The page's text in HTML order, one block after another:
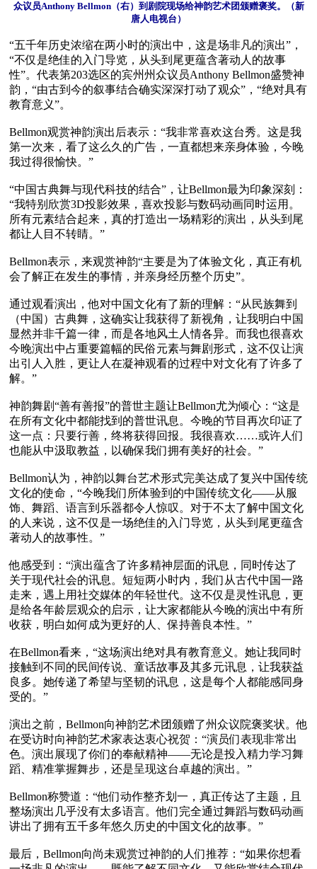
众议员Anthony Bellmon（右）到剧院现场给神韵艺术团颁赠褒奖。（新
唐人电视台）
“五千年历史浓缩在两小时的演出中，这是场非凡的演出”，
“不仅是绝佳的入门导览，从头到尾更蕴含著动人的故事
性”。代表第203选区的宾州州众议员Anthony Bellmon盛赞神
韵，“由古到今的叙事结合确实深深打动了观众”，“绝对具有
教育意义”。
Bellmon观赏神韵演出后表示：“我非常喜欢这台秀。这是我
第一次来，看了这么久的广告，一直都想来亲身体验，今晚
我过得很愉快。”
“中国古典舞与现代科技的结合”，让Bellmon最为印象深刻：
“我特别欣赏3D投影效果，喜欢投影与数码动画同时运用。
所有元素结合起来，真的打造出一场精彩的演出，从头到尾
都让人目不转睛。”
Bellmon表示，来观赏神韵“主要是为了体验文化，真正有机
会了解正在发生的事情，并亲身经历整个历史”。
通过观看演出，他对中国文化有了新的理解：“从民族舞到
（中国）古典舞，这确实让我获得了新视角，让我明白中国
显然并非千篇一律，而是各地风土人情各异。而我也很喜欢
今晚演出中占重要篇幅的民俗元素与舞剧形式，这不仅让演
出引人入胜，更让人在凝神观看的过程中对文化有了许多了
解。”
神韵舞剧“善有善报”的普世主题让Bellmon尤为倾心：“这是
在所有文化中都能找到的普世讯息。今晚的节目再次印证了
这一点：只要行善，终将获得回报。我很喜欢……或许人们
也能从中汲取教益，以确保我们拥有美好的社会。”
Bellmon认为，神韵以舞台艺术形式完美达成了复兴中国传统
文化的使命，“今晚我们所体验到的中国传统文化——从服
饰、舞蹈、语言到乐器都令人惊叹。对于不太了解中国文化
的人来说，这不仅是一场绝佳的入门导览，从头到尾更蕴含
著动人的故事性。”
他感受到：“演出蕴含了许多精神层面的讯息，同时传达了
关于现代社会的讯息。短短两小时内，我们从古代中国一路
走来，遇上用社交媒体的年轻世代。这不仅是灵性讯息，更
是给各年龄层观众的启示，让大家都能从今晚的演出中有所
收获，明白如何成为更好的人、保持善良本性。”
在Bellmon看来，“这场演出绝对具有教育意义。她让我同时
接触到不同的民间传说、童话故事及其多元讯息，让我获益
良多。她传递了希望与坚韧的讯息，这是每个人都能感同身
受的。”
演出之前，Bellmon向神韵艺术团颁赠了州众议院褒奖状。他
在受访时向神韵艺术家表达衷心祝贺：“演员们表现非常出
色。演出展现了你们的奉献精神——无论是投入精力学习舞
蹈、精准掌握舞步，还是呈现这台卓越的演出。”
Bellmon称赞道：“他们动作整齐划一，真正传达了主题，且
整场演出几乎没有太多语言。他们完全通过舞蹈与数码动画
讲出了拥有五千多年悠久历史的中国文化的故事。”
最后，Bellmon向尚未观赏过神韵的人们推荐：“如果你想看